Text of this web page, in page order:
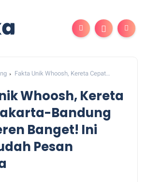
Fakta Unik Whoosh, Kereta Cepat
Whoosh, Kereta
Bandung
Banget! Ini
Pesan